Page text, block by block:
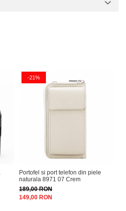
-21%
Portofel si port telefon din piele
naturala 8971 07 Crem
189,00 RON
149,00 RON